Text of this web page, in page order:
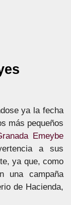
ya la fecha
más pequeños
Emeybe
a sus
ya que, como
una campaña
de Hacienda,